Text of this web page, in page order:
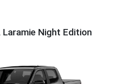
Laramie Night Edition